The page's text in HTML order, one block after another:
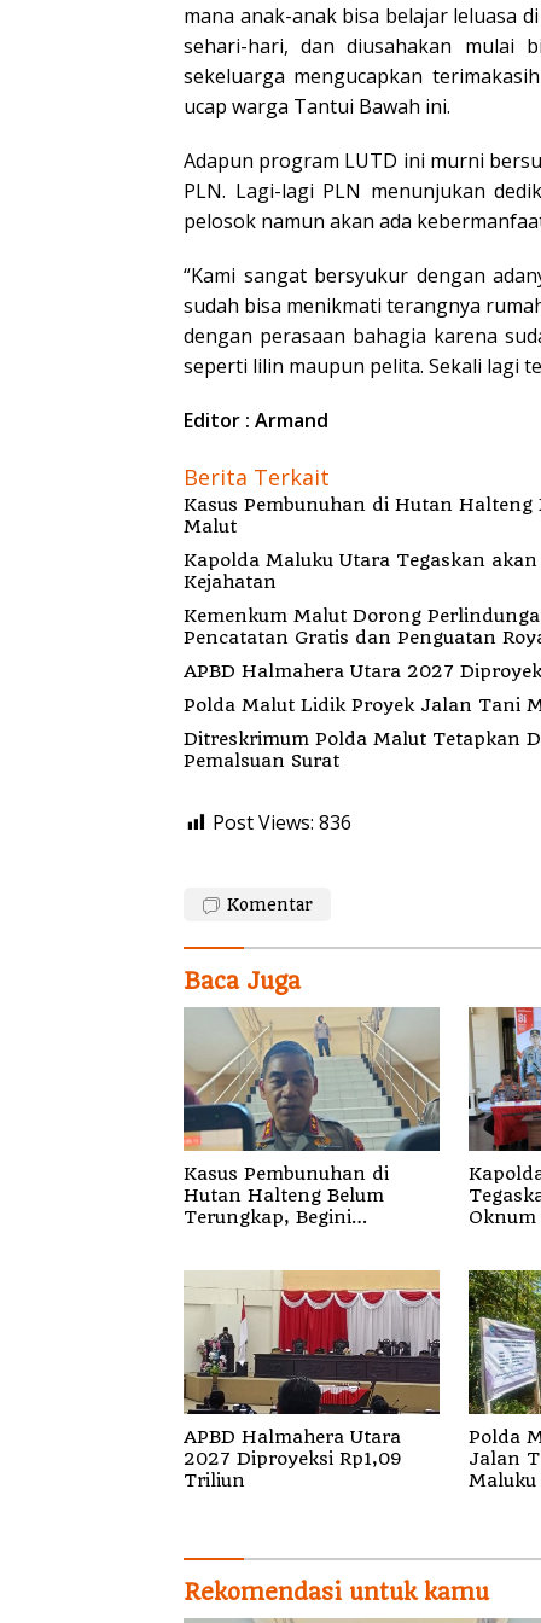
mana anak-anak bisa belajar leluasa
sehari-hari, dan diusahakan mulai
sekeluarga mengucapkan
ucap warga Tantui Bawah ini.
Adapun program LUTD ini murni
PLN. Lagi-lagi PLN menunjukan
pelosok namun akan ada
“Kami sangat bersyukur dengan
sudah bisa menikmati terangnya
dengan perasaan bahagia karena
seperti lilin maupun pelita. Sekali lagi
Editor : Armand
Berita Terkait
Kasus Pembunuhan di Hutan
Malut
Kapolda Maluku Utara Tegaskan akan Pecat Oknum Anggota Bekingi Segala
Kejahatan
Kemenkum Malut Dorong
Pencatatan Gratis dan Penguatan
APBD Halmahera Utara 2027
Polda Malut Lidik Proyek Jalan Tani
Ditreskrimum Polda Malut Tetapkan
Pemalsuan Surat
Post Views: 836
Komentar
Baca Juga
Kasus Pembunuhan di
Hutan Halteng Belum
Terungkap, Begini
Tegaskan
Oknum
APBD Halmahera Utara
2027 Diproyeksi Rp1,09
Triliun
Polda
Jalan
Rekomendasi untuk kamu